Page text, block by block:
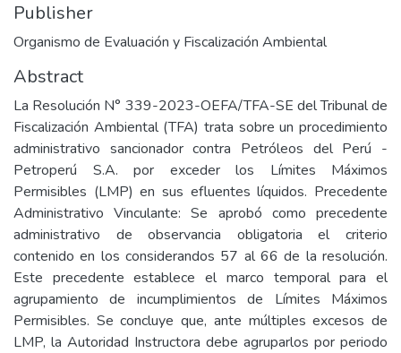
Publisher
Organismo de Evaluación y Fiscalización Ambiental
Abstract
La Resolución N° 339-2023-OEFA/TFA-SE del Tribunal de
Fiscalización Ambiental (TFA) trata sobre un procedimiento
administrativo sancionador contra Petróleos del Perú -
Petroperú S.A. por exceder los Límites Máximos
Permisibles (LMP) en sus efluentes líquidos. Precedente
Administrativo Vinculante: Se aprobó como precedente
administrativo de observancia obligatoria el criterio
contenido en los considerandos 57 al 66 de la resolución.
Este precedente establece el marco temporal para el
agrupamiento de incumplimientos de Límites Máximos
Permisibles. Se concluye que, ante múltiples excesos de
LMP, la Autoridad Instructora debe agruparlos por periodo